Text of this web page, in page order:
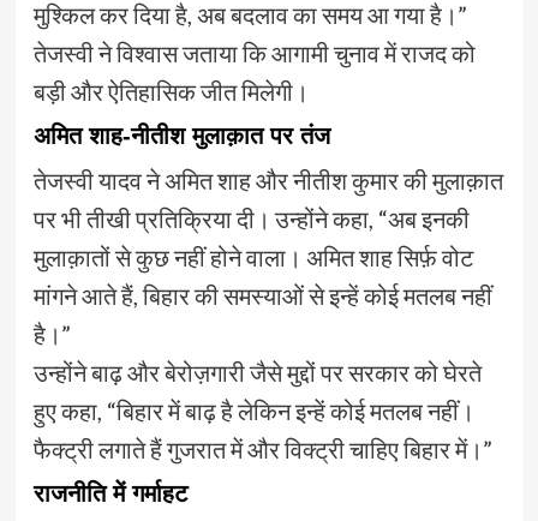
मुश्किल कर दिया है, अब बदलाव का समय आ गया है।”
तेजस्वी ने विश्वास जताया कि आगामी चुनाव में राजद को
बड़ी और ऐतिहासिक जीत मिलेगी।
अमित शाह-नीतीश मुलाक़ात पर तंज
तेजस्वी यादव ने अमित शाह और नीतीश कुमार की मुलाक़ात
पर भी तीखी प्रतिक्रिया दी। उन्होंने कहा, “अब इनकी
मुलाक़ातों से कुछ नहीं होने वाला। अमित शाह सिर्फ़ वोट
मांगने आते हैं, बिहार की समस्याओं से इन्हें कोई मतलब नहीं
है।”
उन्होंने बाढ़ और बेरोज़गारी जैसे मुद्दों पर सरकार को घेरते
हुए कहा, “बिहार में बाढ़ है लेकिन इन्हें कोई मतलब नहीं।
फैक्ट्री लगाते हैं गुजरात में और विक्ट्री चाहिए बिहार में।”
राजनीति में गर्माहट